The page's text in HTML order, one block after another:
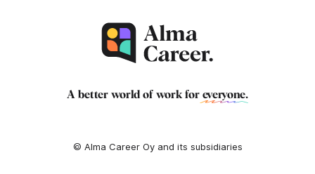
A better world of work for everyone.
© Alma Career Oy and its subsidiaries